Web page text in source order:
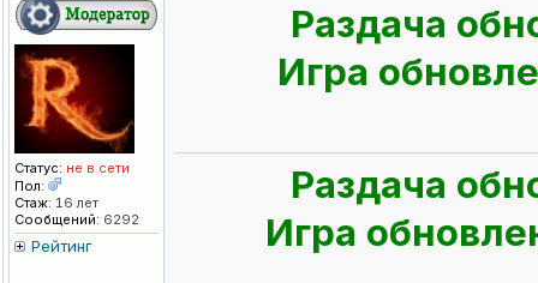
Статус: не в сети
Пол:
Стаж: 16 лет
Сообщений: 6292
Рейтинг
Раздача
Игра
Раздача
Игра